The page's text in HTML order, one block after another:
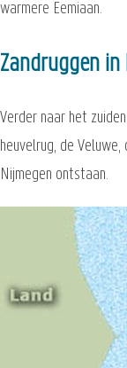
warmere Eemiaan.
Zandruggen
Verder naar het
heuvelrug, de
Nijmegen ontstaan.